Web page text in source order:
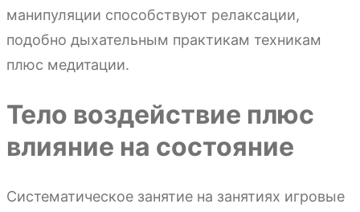
манипуляции способствуют релаксации,
подобно дыхательным практикам техникам
плюс медитации.
Тело воздействие плюс
влияние на состояние
Систематическое занятие на занятиях игровые